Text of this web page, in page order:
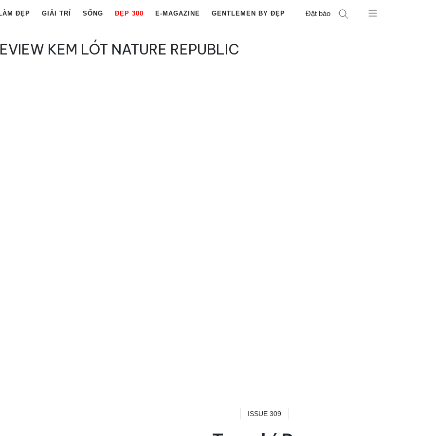
ĐẸP GIẢI TRÍ SỐNG ĐẸP 300 E-MAGAZINE GENTLEMEN BY ĐẸP Đặt báo
KEM LÓT NATURE REPUBLIC
ISSUE 309